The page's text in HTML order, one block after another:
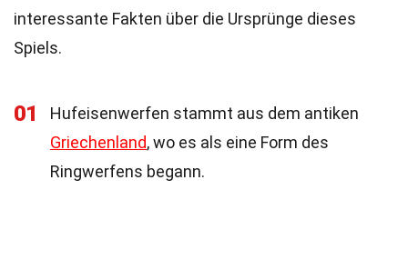
interessante Fakten über die Ursprünge dieses
Spiels.
01
Hufeisenwerfen stammt aus dem antiken
Griechenland, wo es als eine Form des
Ringwerfens begann.